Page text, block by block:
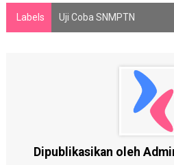
Labels Uji Coba SNMPTN
Dipublikasikan oleh